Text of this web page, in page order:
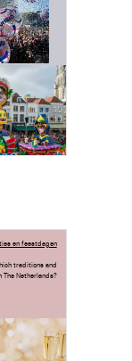
en feestdagen
traditions and
The Netherlands?